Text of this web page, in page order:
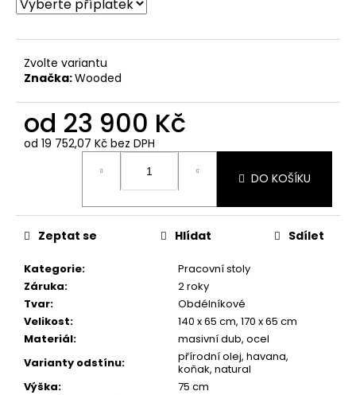
Zvolte variantu
Značka:Wooded
od 23 900 Kč
od 19 752,07 Kč bez DPH
DO KOŠÍKU
Kategorie:
Pracovní stoly
Záruka:
2 roky
Tvar:
Obdélníkové
Velikost:
140 x 65 cm, 170 x 65 cm
Materiál:
masivní dub, ocel
Varianty odstínu:
přírodní olej, havana,
koňak, natural
Výška:
75 cm
Zeptat se Hlídat Sdílet